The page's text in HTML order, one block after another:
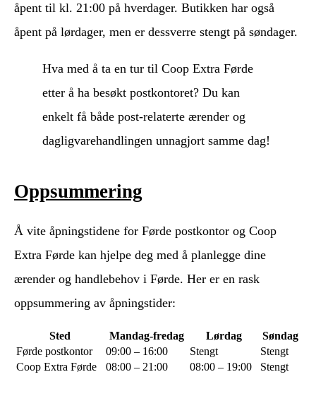
åpent til kl. 21:00 på hverdager. Butikken har også
åpent på lørdager, men er dessverre stengt på søndager.
Hva med å ta en tur til Coop Extra Førde
etter å ha besøkt postkontoret? Du kan
enkelt få både post-relaterte ærender og
dagligvarehandlingen unnagjort samme dag!
Oppsummering
Å vite åpningstidene for Førde postkontor og Coop
Extra Førde kan hjelpe deg med å planlegge dine
ærender og handlebehov i Førde. Her er en rask
oppsummering av åpningstider:
Sted Mandag-fredag Lørdag
Søndag
Førde postkontor
09:00 – 16:00 Stengt
Stengt
Coop Extra Førde
08:00 – 21:00 08:00 – 19:00 Stengt